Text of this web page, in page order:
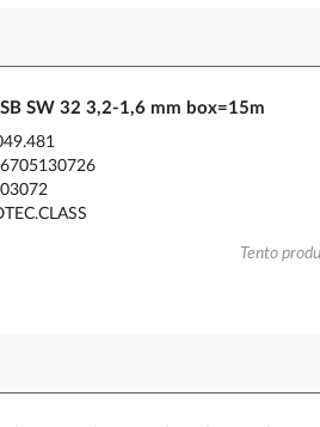
SW 32 3,2-1,6 mm box=15m
Tento